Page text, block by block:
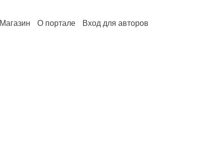
Магазин О портале Вход для авторов